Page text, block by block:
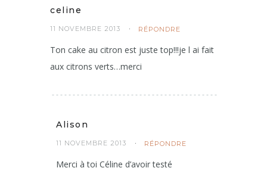
celine
11 NOVEMBRE 2013 RÉPONDRE
Ton cake au citron est juste top!!!je l ai fait
aux citrons verts…merci
Alison
11 NOVEMBRE 2013 RÉPONDRE
Merci à toi Céline d’avoir testé